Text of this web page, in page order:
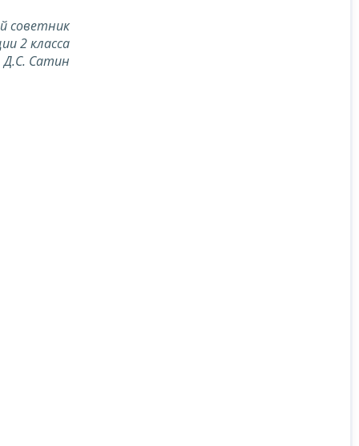
советник
2 класса
Д.С. Сатин